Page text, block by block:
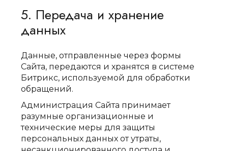
5. Передача и хранение
данных
Данные, отправленные через формы
Сайта, передаются и хранятся в системе
Битрикс, используемой для обработки
обращений.
Администрация Сайта принимает
разумные организационные и
технические меры для защиты
персональных данных от утраты,